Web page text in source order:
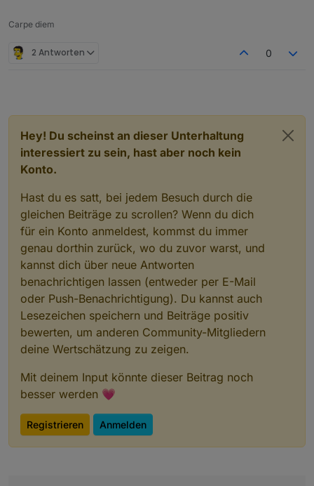
Carpe diem
2 Antworten 0
Hey! Du scheinst an dieser Unterhaltung
interessiert zu sein, hast aber noch kein
Konto.
Hast du es satt, bei jedem Besuch durch die
gleichen Beiträge zu scrollen? Wenn du dich
für ein Konto anmeldest, kommst du immer
genau dorthin zurück, wo du zuvor warst, und
kannst dich über neue Antworten
benachrichtigen lassen (entweder per E-Mail
oder Push-Benachrichtigung). Du kannst auch
Lesezeichen speichern und Beiträge positiv
bewerten, um anderen Community-Mitgliedern
deine Wertschätzung zu zeigen.
Mit deinem Input könnte dieser Beitrag noch
besser werden 💗
Registrieren Anmelden